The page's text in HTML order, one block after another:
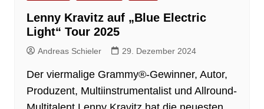
Lenny Kravitz auf „Blue Electric
Light“ Tour 2025
Andreas Schieler 29. Dezember 2024
Der viermalige Grammy®-Gewinner, Autor,
Produzent, Multiinstrumentalist und Allround-